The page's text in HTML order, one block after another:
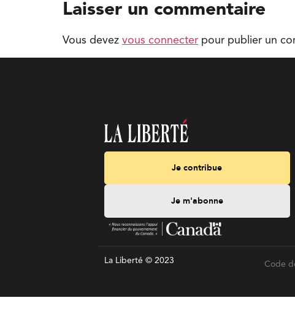
Laisser un commentaire
Vous devez vous connecter pour publier un
Je contribue
Je m'abonne
La Liberté © 2023 Code